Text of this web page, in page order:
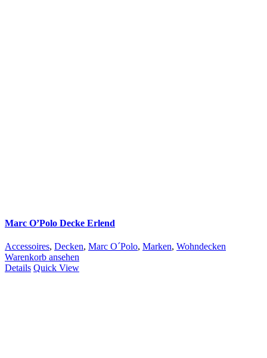
Marc O’Polo Decke Erlend
Accessoires, Decken, Marc O´Polo, Marken, Wohndecken
Warenkorb ansehen
Details Quick View